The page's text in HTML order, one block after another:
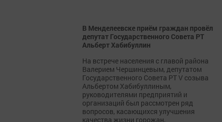
В Менделеевске приём граждан провёл
депутат Государственного Совета РТ
Альберт Хабибуллин
На встрече населения с главой района
Валерием Чершинцевым, депутатом
Государственного Совета РТ V созыва
Альбертом Хабибуллиным,
руководителями предприятий и
организаций был рассмотрен ряд
вопросов, касающихся улучшения
качества жизни горожан,